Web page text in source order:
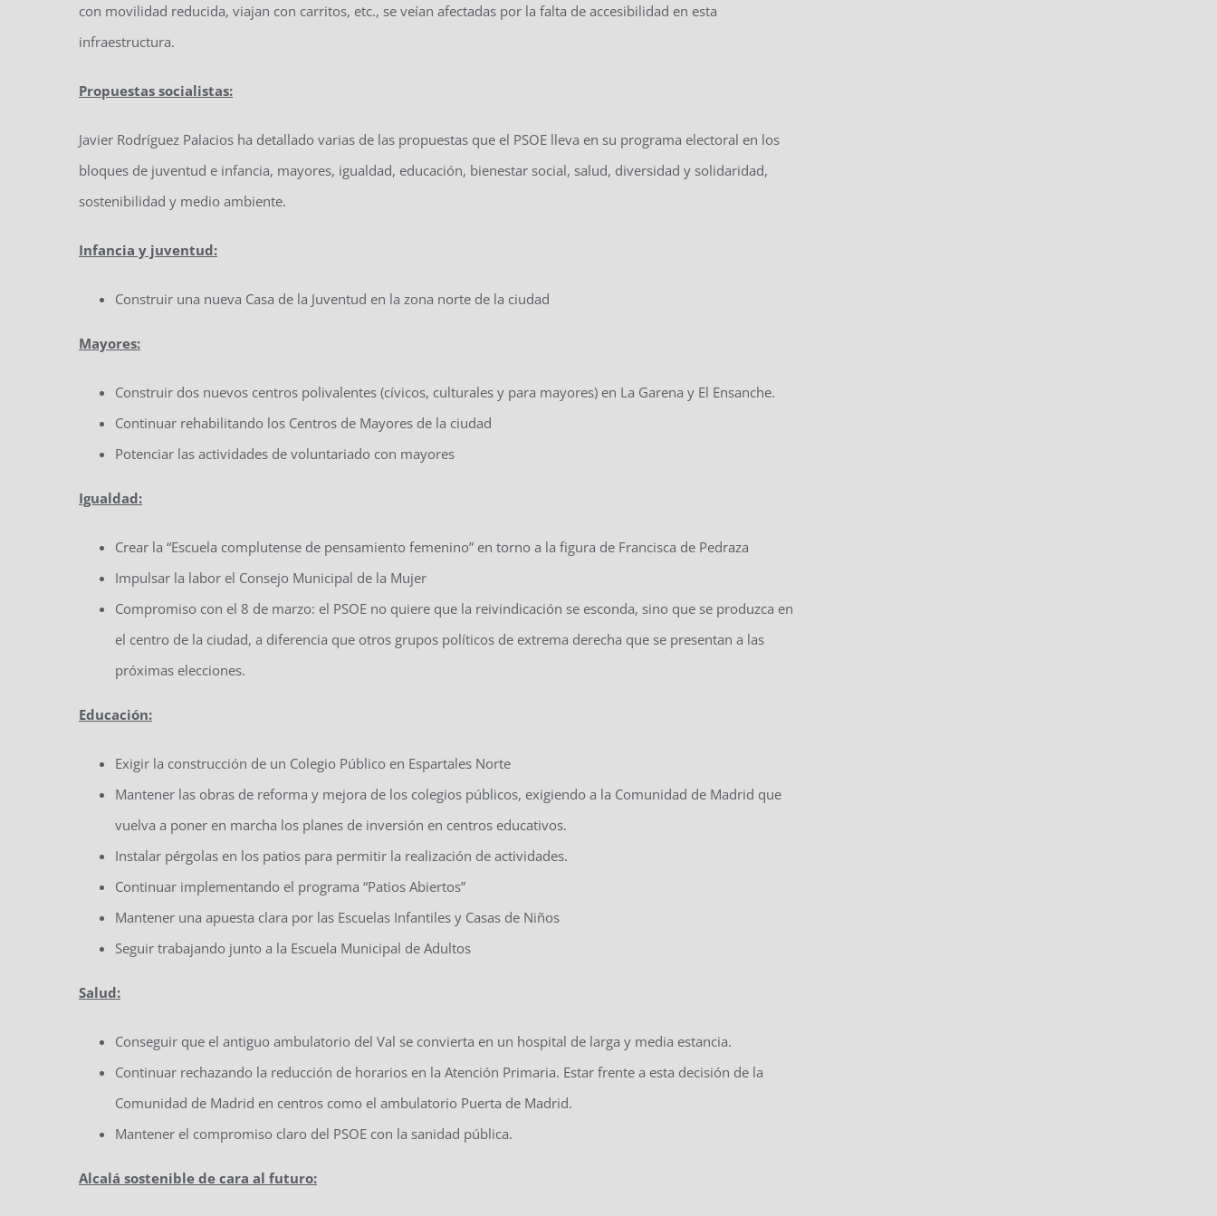
con movilidad reducida, viajan con carritos, etc., se veían afectadas por la falta de accesibilidad en esta
infraestructura.
Propuestas socialistas:
Javier Rodríguez Palacios ha detallado varias de las propuestas que el PSOE lleva en su programa electoral en los
bloques de juventud e infancia, mayores, igualdad, educación, bienestar social, salud, diversidad y solidaridad,
sostenibilidad y medio ambiente.
Infancia y juventud:
Construir una nueva Casa de la Juventud en la zona norte de la ciudad
Mayores:
Construir dos nuevos centros polivalentes (cívicos, culturales y para mayores) en La Garena y El Ensanche.
Continuar rehabilitando los Centros de Mayores de la ciudad
Potenciar las actividades de voluntariado con mayores
Igualdad:
Crear la “Escuela complutense de pensamiento femenino” en torno a la figura de Francisca de Pedraza
Impulsar la labor el Consejo Municipal de la Mujer
Compromiso con el 8 de marzo: el PSOE no quiere que la reivindicación se esconda, sino que se produzca en
el centro de la ciudad, a diferencia que otros grupos políticos de extrema derecha que se presentan a las
próximas elecciones.
Educación:
Exigir la construcción de un Colegio Público en Espartales Norte
Mantener las obras de reforma y mejora de los colegios públicos, exigiendo a la Comunidad de Madrid que
vuelva a poner en marcha los planes de inversión en centros educativos.
Instalar pérgolas en los patios para permitir la realización de actividades.
Continuar implementando el programa “Patios Abiertos”
Mantener una apuesta clara por las Escuelas Infantiles y Casas de Niños
Seguir trabajando junto a la Escuela Municipal de Adultos
Salud:
Conseguir que el antiguo ambulatorio del Val se convierta en un hospital de larga y media estancia.
Continuar rechazando la reducción de horarios en la Atención Primaria. Estar frente a esta decisión de la
Comunidad de Madrid en centros como el ambulatorio Puerta de Madrid.
Mantener el compromiso claro del PSOE con la sanidad pública.
Alcalá sostenible de cara al futuro: